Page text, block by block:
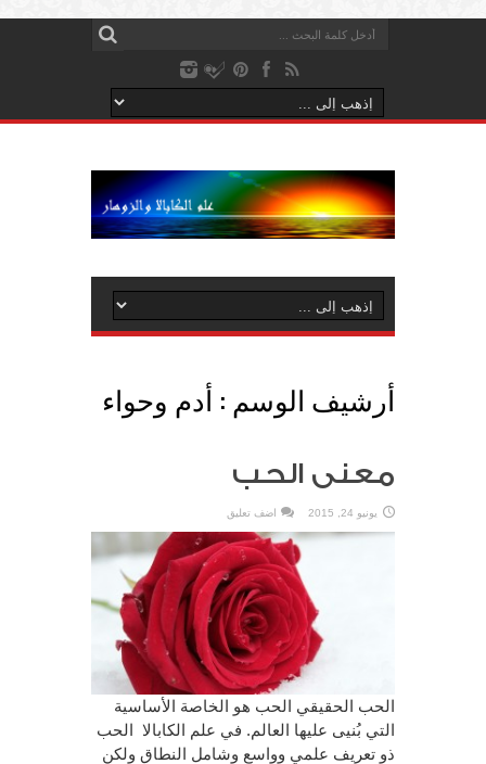
أرشيف الوسم : أدم وحواء
معنى الحب
يونيو 24, 2015 اضف تعليق
الحب الحقيقي الحب هو الخاصة الأساسية
التي بُنيى عليها العالم. في علم الكابالا الحب
ذو تعريف علمي وواسع وشامل النطاق ولكن